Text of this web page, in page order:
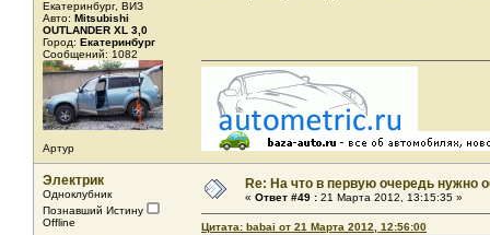
Екатеринбург, ВИЗ
Авто: Mitsubishi
OUTLANDER XL 3,0
Город: Екатеринбург
Сообщений: 1082
Артур
Электрик
Одноклубник
Познавший Истину
Offline
Re: На что в первую очередь нужно
« Ответ #49 : 21 Марта 2012, 13:15:35 »
Цитата: babai от 21 Марта 2012, 12:56:00